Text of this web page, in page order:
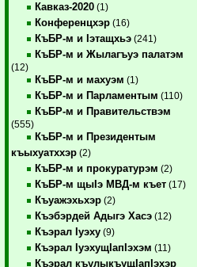
Кавказ-2020 (1)
Конференцхэр (16)
КъБР-м и Iэтащхьэ (241)
КъБР-м и Жылагъуэ палатэм
(12)
КъБР-м и махуэм (1)
КъБР-м и Парламентым (110)
КъБР-м и Правительствэм
(555)
КъБР-м и Президентым
къыхуатххэр (2)
КъБР-м и прокуратурэм (2)
КъБР-м щыIэ МВД-м къет (17)
Къуажэхьхэр (2)
Къэбэрдей Адыгэ Хасэ (12)
Къэрал Iуэху (9)
Къэрал IуэхущIапIэхэм (11)
Къэрал къулыкъущIапIэхэр